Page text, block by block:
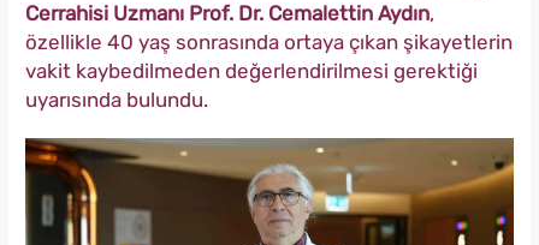
Cerrahisi Uzmanı Prof. Dr. Cemalettin Aydın,
özellikle 40 yaş sonrasında ortaya çıkan şikayetlerin
vakit kaybedilmeden değerlendirilmesi gerektiği
uyarısında bulundu.